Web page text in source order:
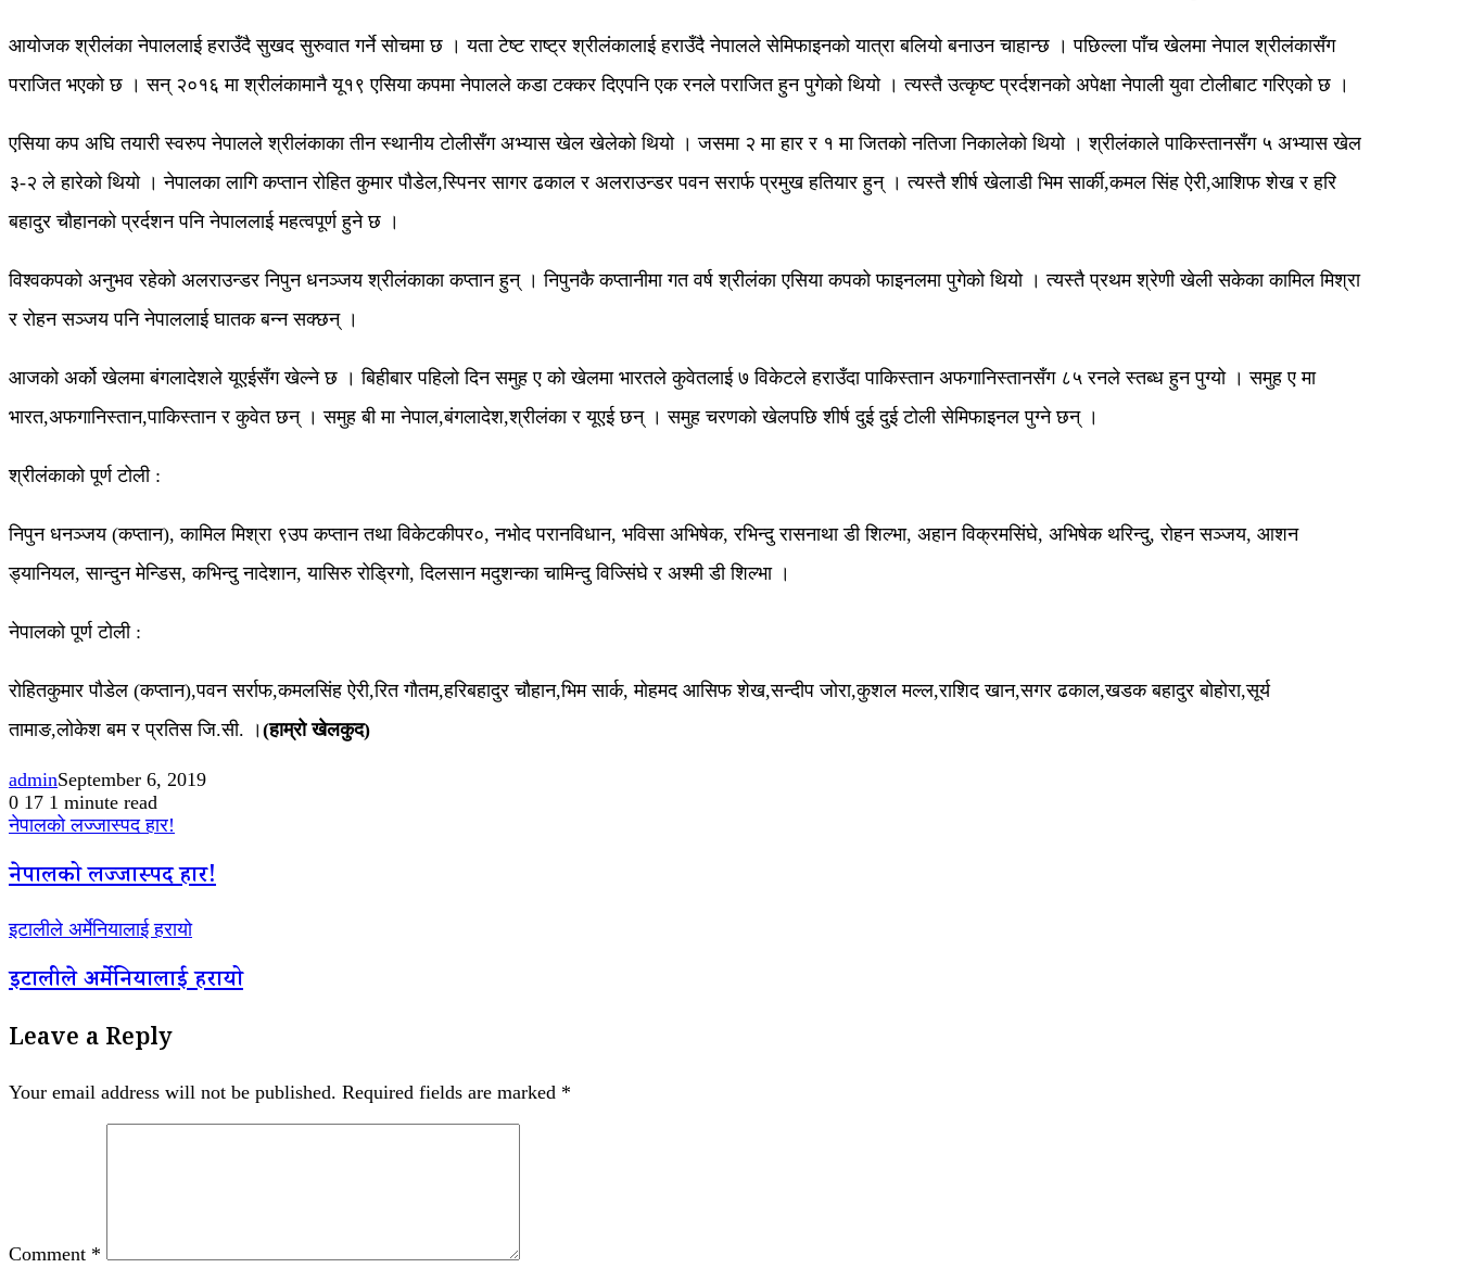
आयोजक श्रीलंका नेपाललाई हराउँदै सुखद सुरुवात गर्ने सोचमा छ । यता टेष्ट राष्ट्र श्रीलंकालाई हराउँदै नेपालले सेमिफाइनको यात्रा बलियो बनाउन चाहान्छ । पछिल्ला पाँच खेलमा नेपाल श्रीलंकासँग
पराजित भएको छ । सन् २०१६ मा श्रीलंकामानै यू१९ एसिया कपमा नेपालले कडा टक्कर दिएपनि एक रनले पराजित हुन पुगेको थियो । त्यस्तै उत्कृष्ट प्रर्दशनको अपेक्षा नेपाली युवा टोलीबाट गरिएको छ ।
एसिया कप अघि तयारी स्वरुप नेपालले श्रीलंकाका तीन स्थानीय टोलीसँग अभ्यास खेल खेलेको थियो । जसमा २ मा हार र १ मा जितको नतिजा निकालेको थियो । श्रीलंकाले पाकिस्तानसँग ५ अभ्यास खेल
३-२ ले हारेको थियो । नेपालका लागि कप्तान रोहित कुमार पौडेल,स्पिनर सागर ढकाल र अलराउन्डर पवन सरार्फ प्रमुख हतियार हुन् । त्यस्तै शीर्ष खेलाडी भिम सार्की,कमल सिंह ऐरी,आशिफ शेख र हरि
बहादुर चौहानको प्रर्दशन पनि नेपाललाई महत्वपूर्ण हुने छ ।
विश्वकपको अनुभव रहेको अलराउन्डर निपुन धनञ्जय श्रीलंकाका कप्तान हुन् । निपुनकै कप्तानीमा गत वर्ष श्रीलंका एसिया कपको फाइनलमा पुगेको थियो । त्यस्तै प्रथम श्रेणी खेली सकेका कामिल मिश्रा
र रोहन सञ्जय पनि नेपाललाई घातक बन्न सक्छन् ।
आजको अर्को खेलमा बंगलादेशले यूएईसँग खेल्ने छ । बिहीबार पहिलो दिन समुह ए को खेलमा भारतले कुवेतलाई ७ विकेटले हराउँदा पाकिस्तान अफगानिस्तानसँग ८५ रनले स्तब्ध हुन पुग्यो । समुह ए मा
भारत,अफगानिस्तान,पाकिस्तान र कुवेत छन् । समुह बी मा नेपाल,बंगलादेश,श्रीलंका र यूएई छन् । समुह चरणको खेलपछि शीर्ष दुई दुई टोली सेमिफाइनल पुग्ने छन् ।
श्रीलंकाको पूर्ण टोली :
निपुन धनञ्जय (कप्तान), कामिल मिश्रा ९उप कप्तान तथा विकेटकीपर०, नभोद परानविधान, भविसा अभिषेक, रभिन्दु रासनाथा डी शिल्भा, अहान विक्रमसिंघे, अभिषेक थरिन्दु, रोहन सञ्जय, आशन
ड्यानियल, सान्दुन मेन्डिस, कभिन्दु नादेशान, यासिरु रोड्रिगो, दिलसान मदुशन्का चामिन्दु विज्सिंघे र अश्मी डी शिल्भा ।
नेपालको पूर्ण टोली :
रोहितकुमार पौडेल (कप्तान),पवन सर्राफ,कमलसिंह ऐरी,रित गौतम,हरिबहादुर चौहान,भिम सार्क, मोहमद आसिफ शेख,सन्दीप जोरा,कुशल मल्ल,राशिद खान,सगर ढकाल,खडक बहादुर बोहोरा,सूर्य
तामाङ,लोकेश बम र प्रतिस जि.सी. । (हाम्रो खेलकुद)
adminSeptember 6, 2019
0 17 1 minute read
नेपालको लज्जास्पद हार!
नेपालको लज्जास्पद हार!
इटालीले अर्मेनियालाई हरायो
इटालीले अर्मेनियालाई हरायो
Leave a Reply
Your email address will not be published. Required fields are marked *
Comment *